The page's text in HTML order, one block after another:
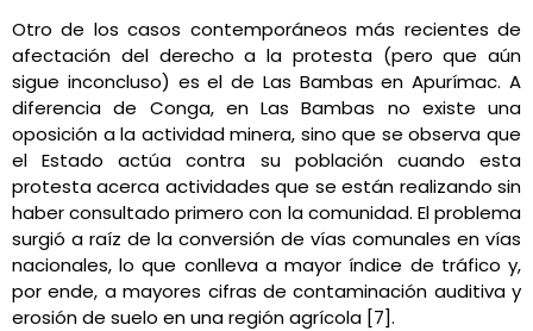
Otro de los casos contemporáneos más recientes de
afectación del derecho a la protesta (pero que aún
sigue inconcluso) es el de Las Bambas en Apurímac. A
diferencia de Conga, en Las Bambas no existe una
oposición a la actividad minera, sino que se observa que
el Estado actúa contra su población cuando esta
protesta acerca actividades que se están realizando sin
haber consultado primero con la comunidad. El problema
surgió a raíz de la conversión de vías comunales en vías
nacionales, lo que conlleva a mayor índice de tráfico y,
por ende, a mayores cifras de contaminación auditiva y
erosión de suelo en una región agrícola [7].